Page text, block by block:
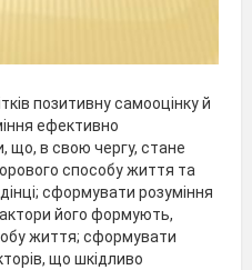
позитивну самооцінку й
ефективно
що, в свою чергу, стане
способу життя та
сформувати розуміння
його формують,
життя; сформувати
що шкідливо